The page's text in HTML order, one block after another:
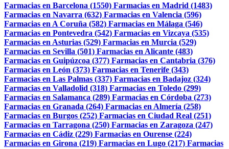
Farmacias en Barcelona (1550) Farmacias en Madrid (1483)
Farmacias en Navarra (632) Farmacias en Valencia (596)
Farmacias en A Coruña (582) Farmacias en Málaga (546)
Farmacias en Pontevedra (542) Farmacias en Vizcaya (535)
Farmacias en Asturias (529) Farmacias en Murcia (529)
Farmacias en Sevilla (501) Farmacias en Alicante (483)
Farmacias en Guipúzcoa (377) Farmacias en Cantabria (376)
Farmacias en León (373) Farmacias en Tenerife (343)
Farmacias en Las Palmas (337) Farmacias en Badajoz (324)
Farmacias en Valladolid (318) Farmacias en Toledo (299)
Farmacias en Salamanca (289) Farmacias en Córdoba (273)
Farmacias en Granada (264) Farmacias en Almería (258)
Farmacias en Burgos (252) Farmacias en Ciudad Real (251)
Farmacias en Tarragona (250) Farmacias en Zaragoza (247)
Farmacias en Cádiz (229) Farmacias en Ourense (224)
Farmacias en Girona (219) Farmacias en Lugo (217) Farmacias